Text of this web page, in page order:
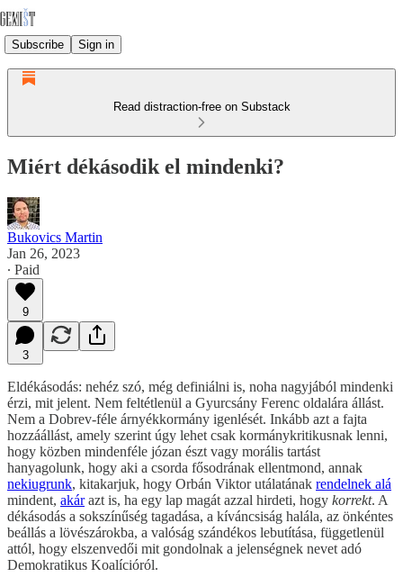
Subscribe Sign in
Read distraction-free on Substack
Miért dékásodik el mindenki?
Bukovics Martin
Jan 26, 2023
∙ Paid
9
3
Eldékásodás: nehéz szó, még definiálni is, noha nagyjából mindenki
érzi, mit jelent. Nem feltétlenül a Gyurcsány Ferenc oldalára állást.
Nem a Dobrev-féle árnyékkormány igenlését. Inkább azt a fajta
hozzáállást, amely szerint úgy lehet csak kormánykritikusnak lenni,
hogy közben mindenféle józan észt vagy morális tartást
hanyagolunk, hogy aki a csorda fősodrának ellentmond, annak
nekiugrunk, kitakarjuk, hogy Orbán Viktor utálatának rendelnek alá
mindent, akárazt is, ha egy lap magát azzal hirdeti, hogy korrekt. A
dékásodás a sokszínűség tagadása, a kíváncsiság halála, az önkéntes
beállás a lövészárokba, a valóság szándékos lebutítása, függetlenül
attól, hogy elszenvedői mit gondolnak a jelenségnek nevet adó
Demokratikus Koalícióról.